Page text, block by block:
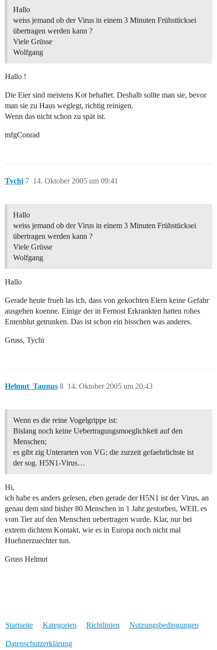
Hallo
weiss jemand ob der Virus in einem 3 Minuten Frühstücksei
übertragen werden kann ?
Viele Grüsse
Wolfgang
Hallo !
Die Eier sind meistens Kot behaftet. Deshalb sollte man sie, bevor
man sie zu Haus weglegt, richtig reinigen.
Wenn das nicht schon zu spät ist.
mfgConrad
Tychi 14. Oktober 2005 um 09:41
7
Hallo
weiss jemand ob der Virus in einem 3 Minuten Frühstücksei
übertragen werden kann ?
Viele Grüsse
Wolfgang
Hallo
Gerade heute frueh las ich, dass von gekochten Eiern keine Gefahr
ausgehen koenne. Einige der in Fernost Erkrankten hatten rohes
Entenblut getrunken. Das ist schon ein bisschen was anderes.
Gruss, Tychi
Helmut_Taunus 14. Oktober 2005 um 20:43
8
Wenn es die reine Vogelgrippe ist:
Bislang noch keine Uebertragungsmoeglichkeit auf den
Menschen;
es gibt zig Unterarten von VG; die zurzeit gefaehrlichste ist
der sog. H5N1-Virus…
Hi,
ich habe es anders gelesen, eben gerade der H5N1 ist der Virus, an
genau dem sind bisher 80 Menschen in 1 Jahr gestorben, WEIL es
vom Tier auf den Menschen uebertragen wurde. Klar, nur bei
extrem dichtem Kontakt, wie es in Europa noch nicht mal
Huehnerzuechter tun.
Gruss Helmut
Startseite Kategorien Richtlinien Nutzungsbedingungen
Datenschutzerklärung